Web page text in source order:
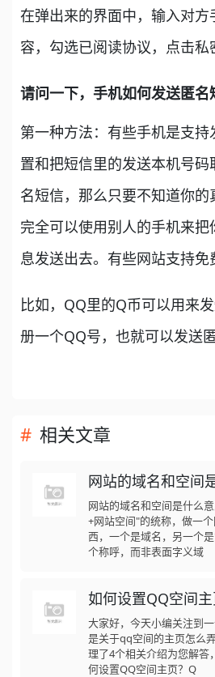
在弹出来的界面中，输入对
容，勾选已阅读协议，点击私
请问一下，手机如何发送匿名
第一种方法：有些手机是支
置和把短信里的发送本机号
名短信，那么只要不知道你
完全可以使用别人的手机来
息发送出去。有些网站支持免
比如，QQ里的Q币可以用来
册一个QQ号，也就可以发送
相关文章
网站的域名和空间
网站的域名和空间是什么
+网站空间"的统称，做一
西，一个是域名，另一个
个称呼，而非表面字义域
如何设置QQ空间主
大家好，今天小编关注到
是关于qq空间的主页怎么
理了4个相关介绍为您解答
何设置QQ空间主页？Q